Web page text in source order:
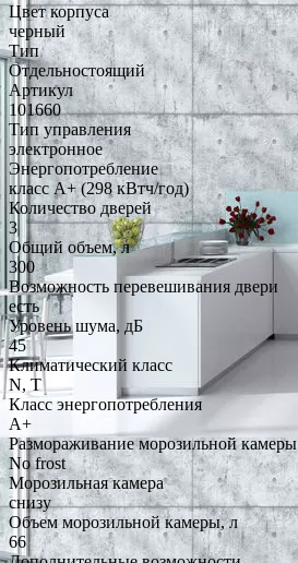
Цвет корпуса
черный
Тип
Отдельностоящий
Артикул
101660
Тип управления
электронное
Энергопотребление
класс A+ (298 кВтч/год)
Количество дверей
3
Общий объем, л
300
Возможность перевешивания двери
есть
Уровень шума, дБ
45
Климатический класс
N, T
Класс энергопотребления
A+
Размораживание морозильной камеры
No frost
Морозильная камера
снизу
Объем морозильной камеры, л
66